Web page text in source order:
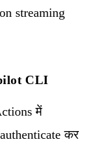
streaming
CLI
में
कर